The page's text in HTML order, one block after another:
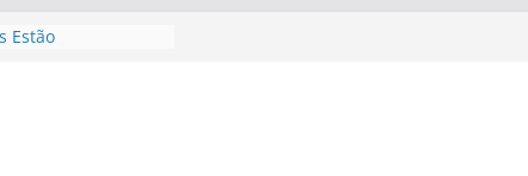
Estão
em Porto
de transfer,